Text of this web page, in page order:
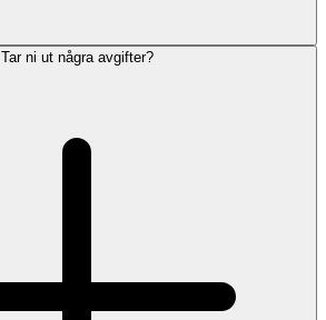
Tar ni ut några avgifter?